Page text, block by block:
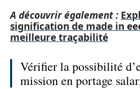
A découvrir également :
signification de made in
meilleure traçabilité
Vérifier la possibilité
mission en portage